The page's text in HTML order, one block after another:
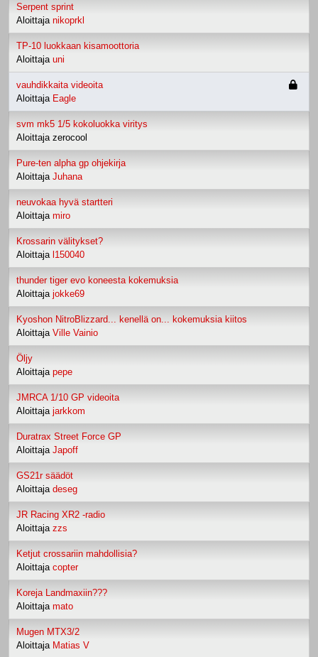
Serpent sprint
Aloittaja nikoprkl
TP-10 luokkaan kisamoottoria
Aloittaja uni
vauhdikkaita videoita
Aloittaja Eagle
svm mk5 1/5 kokoluokka viritys
Aloittaja zerocool
Pure-ten alpha gp ohjekirja
Aloittaja Juhana
neuvokaa hyvä startteri
Aloittaja miro
Krossarin välitykset?
Aloittaja l150040
thunder tiger evo koneesta kokemuksia
Aloittaja jokke69
Kyoshon NitroBlizzard... kenellä on... kokemuksia kiitos
Aloittaja Ville Vainio
Öljy
Aloittaja pepe
JMRCA 1/10 GP videoita
Aloittaja jarkkom
Duratrax Street Force GP
Aloittaja Japoff
GS21r säädöt
Aloittaja deseg
JR Racing XR2 -radio
Aloittaja zzs
Ketjut crossariin mahdollisia?
Aloittaja copter
Koreja Landmaxiin???
Aloittaja mato
Mugen MTX3/2
Aloittaja Matias V